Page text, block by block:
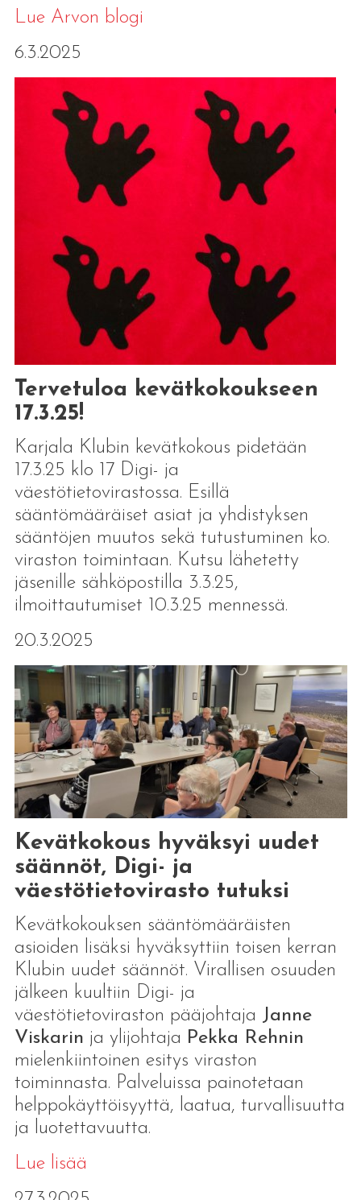
Lue Arvon blogi
6.3.2025
Tervetuloa kevätkokoukseen
17.3.25!
Karjala Klubin kevätkokous pidetään
17.3.25 klo 17 Digi- ja
väestötietovirastossa. Esillä
sääntömääräiset asiat ja yhdistyksen
sääntöjen muutos sekä tutustuminen ko.
viraston toimintaan. Kutsu lähetetty
jäsenille sähköpostilla 3.3.25,
ilmoittautumiset 10.3.25 mennessä.
20.3.2025
Kevätkokous hyväksyi uudet
säännöt, Digi- ja
väestötietovirasto tutuksi
Kevätkokouksen sääntömääräisten
asioiden lisäksi hyväksyttiin toisen kerran
Klubin uudet säännöt. Virallisen osuuden
jälkeen kuultiin Digi- ja
väestötietoviraston pääjohtaja Janne
Viskarin ja ylijohtaja Pekka Rehnin
mielenkiintoinen esitys viraston
toiminnasta. Palveluissa painotetaan
helppokäyttöisyyttä, laatua, turvallisuutta
ja luotettavuutta.
Lue lisää